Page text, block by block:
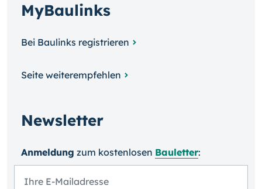
MyBaulinks
Bei Baulinks registrieren
Seite weiterempfehlen
Newsletter
Anmeldung zum kosten­losen Bauletter: